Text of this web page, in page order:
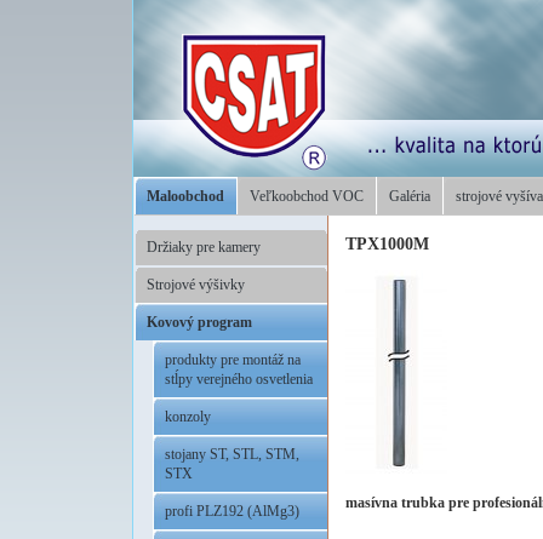
Maloobchod Veľkoobchod VOC Galéria strojové
Držiaky pre kamery
Strojové výšivky
Kovový program
produkty pre montáž na
stĺpy verejného osvetlenia
konzoly
stojany ST, STL, STM,
STX
profi PLZ192 (AlMg3)
TPX1000M
masívna trubka pre